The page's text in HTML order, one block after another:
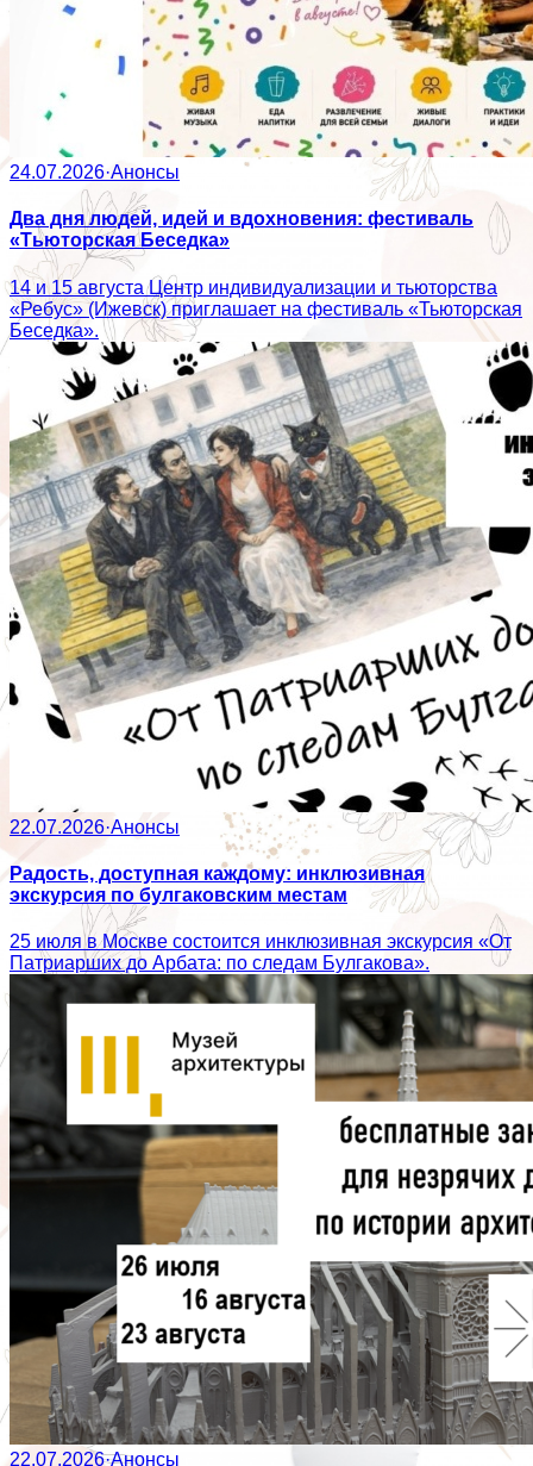
24.07.2026·Анонсы
Два дня людей, идей и вдохновения: фестиваль
«Тьюторская Беседка»
14 и 15 августа Центр индивидуализации и тьюторства
«Ребус» (Ижевск) приглашает на фестиваль «Тьюторская
Беседка».
22.07.2026·Анонсы
Радость, доступная каждому: инклюзивная
экскурсия по булгаковским местам
25 июля в Москве состоится инклюзивная экскурсия «От
Патриарших до Арбата: по следам Булгакова».
22.07.2026·Анонсы